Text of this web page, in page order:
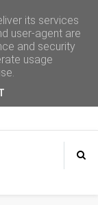
its services
user-agent are
and security
usage